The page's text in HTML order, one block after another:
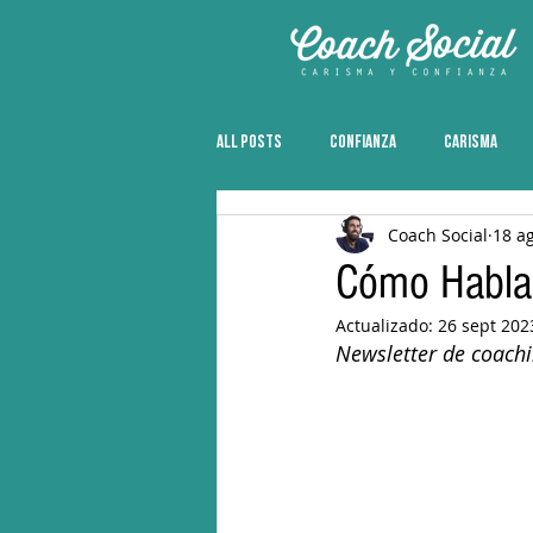
All Posts CONFIANZA CARISMA
Cómo
Coach Social 18
Actualizado: 26 sept
Newsletter de